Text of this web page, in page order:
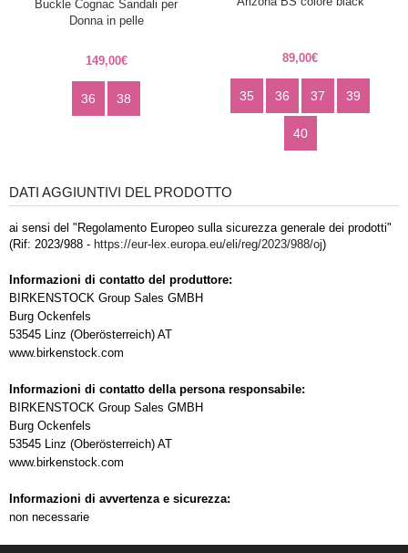
Buckle Cognac Sandali per
Donna in pelle
149,00€
36 38
89,00€
35 36 37 39
40
DATI AGGIUNTIVI DEL PRODOTTO
ai sensi del "Regolamento Europeo sulla sicurezza generale dei prodotti"
(Rif: 2023/988 - https://eur-lex.europa.eu/eli/reg/2023/988/oj)
Informazioni di contatto del produttore:
BIRKENSTOCK Group Sales GMBH
Burg Ockenfels
53545 Linz (Oberösterreich) AT
www.birkenstock.com
Informazioni di contatto della persona responsabile:
BIRKENSTOCK Group Sales GMBH
Burg Ockenfels
53545 Linz (Oberösterreich) AT
www.birkenstock.com
Informazioni di avvertenza e sicurezza:
non necessarie